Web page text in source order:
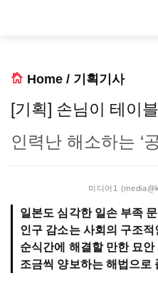
Home / 기획기사
[기획] 손님이 테이
인력난 해소하는 ‘
미디어1
일본도 심각한 일손 부족 문
인구 감소는 사회의 구조적
순식간에 해결할 만한 묘안
조금씩 양보하는 해법으로